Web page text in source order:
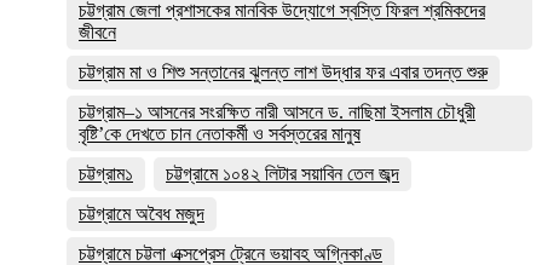
চট্টগ্রাম জেলা প্রশাসকের মানবিক উদ্যোগে স্বস্তি ফিরল শ্রমিকদের
জীবনে
চট্টগ্রাম মা ও শিশু সন্তানের ঝুলন্ত লাশ উদ্ধার ফর এবার তদন্ত শুরু
চট্টগ্রাম–১ আসনের সংরক্ষিত নারী আসনে ড. নাছিমা ইসলাম চৌধুরী
বৃষ্টি’কে দেখতে চান নেতাকর্মী ও সর্বস্তরের মানুষ
চট্টগ্রাম১
চট্টগ্রামে ১০৪২ লিটার সয়াবিন তেল জব্দ
চট্টগ্রামে অবৈধ মজুদ
চট্টগ্রামে চট্টলা এক্সপ্রেস ট্রেনে ভয়াবহ অগ্নিকাণ্ড